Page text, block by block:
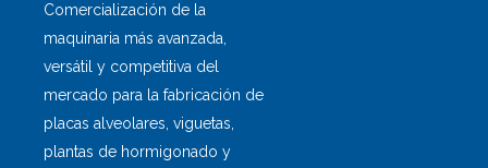
Comercialización de la
maquinaria más avanzada,
versátil y competitiva del
mercado para la fabricación de
placas alveolares, viguetas,
plantas de hormigonado y